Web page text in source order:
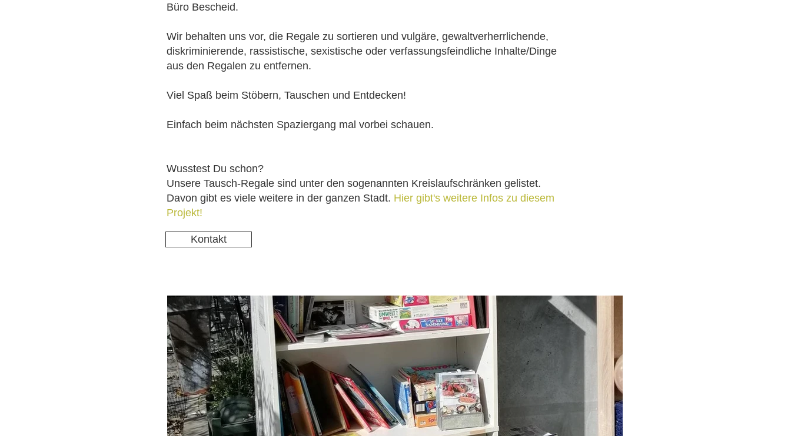
Büro Bescheid.
Wir behalten uns vor, die Regale zu sortieren und vulgäre, gewaltverherrlichende,
diskriminierende, rassistische, sexistische oder verfassungsfeindliche Inhalte/Dinge
aus den Regalen zu entfernen.
Viel Spaß beim Stöbern, Tauschen und Entdecken!
Einfach beim nächsten Spaziergang mal vorbei schauen.
Wusstest Du schon?
Unsere Tausch-Regale sind unter den sogenannten Kreislaufschränken gelistet.
Davon gibt es viele weitere in der ganzen Stadt. Hier gibt's weitere Infos zu diesem
Projekt!
Kontakt